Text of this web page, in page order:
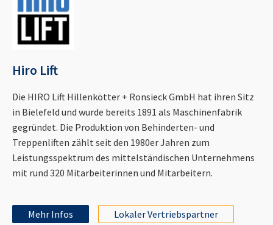
Hiro Lift
Die HIRO Lift Hillenkötter + Ronsieck GmbH hat ihren Sitz
in Bielefeld und wurde bereits 1891 als Maschinenfabrik
gegründet. Die Produktion von Behinderten- und
Treppenliften zählt seit den 1980er Jahren zum
Leistungsspektrum des mittelständischen Unternehmens
mit rund 320 Mitarbeiterinnen und Mitarbeitern.
Mehr Infos Lokaler Vertriebspartner